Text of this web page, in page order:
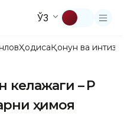
ЎЗ
ҲодисаҚонун ва
келажаги – ҚР
ҳимоя